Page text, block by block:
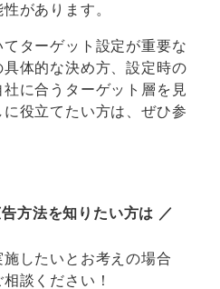
があります。
ターゲット設定が重要な
体的な決め方、設定時の
に合うターゲット層を見
役立てたい方は、ぜひ参
方法を知りたい方は ／
したいとお考えの場合
談ください！